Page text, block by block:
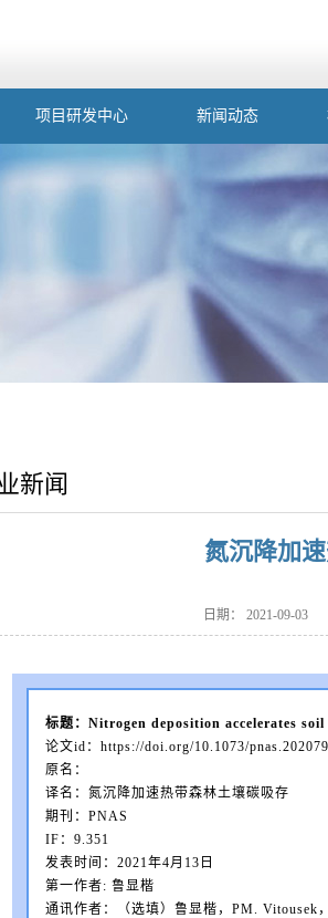
项目研发中心 新闻动态
新闻
氮沉降加
日期： 2021-09-03
标题：Nitrogen deposition accelerates
论文id：https://doi.org/10.1073/
原名：
译名：氮沉降加速热带森林土壤碳吸存
期刊：PNAS
IF：9.351
发表时间：2021年4月13日
第一作者: 鲁显楷
通讯作者：（选填）鲁显楷，PM. Vitousek